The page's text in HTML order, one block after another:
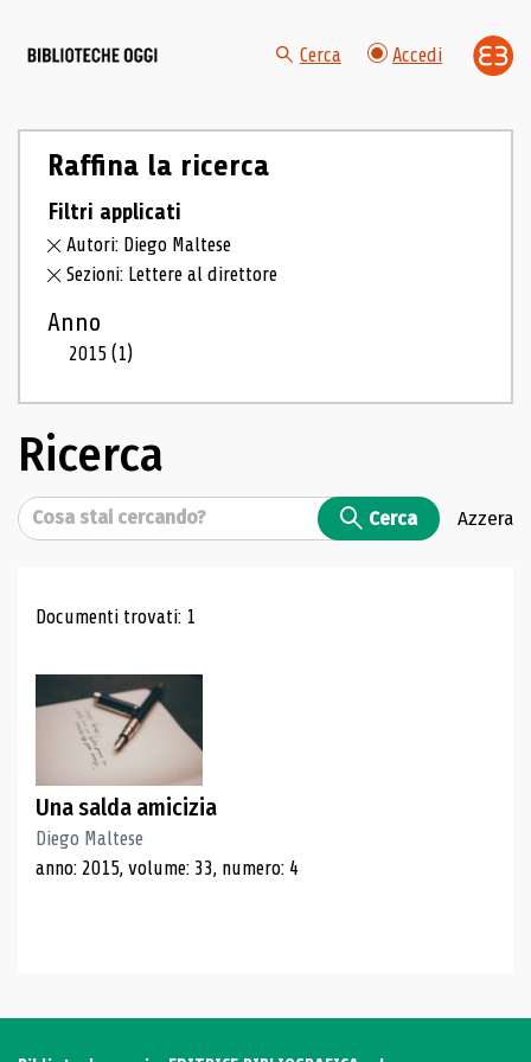
Cerca Accedi
Raffina la ricerca
Filtri applicati
Autori: Diego Maltese
Sezioni: Lettere al direttore
Anno
2015(1)
Ricerca
Cerca Cerca Azzera
Risultati di ricerca
Documenti trovati: 1
Una salda amicizia
Diego Maltese
anno: 2015, volume: 33, numero: 4